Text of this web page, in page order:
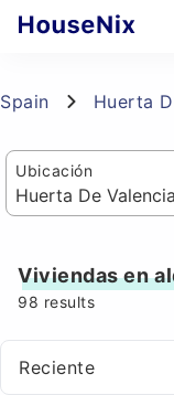
Spain Huerta
Ubicación
Viviendas en
98 results
Reciente